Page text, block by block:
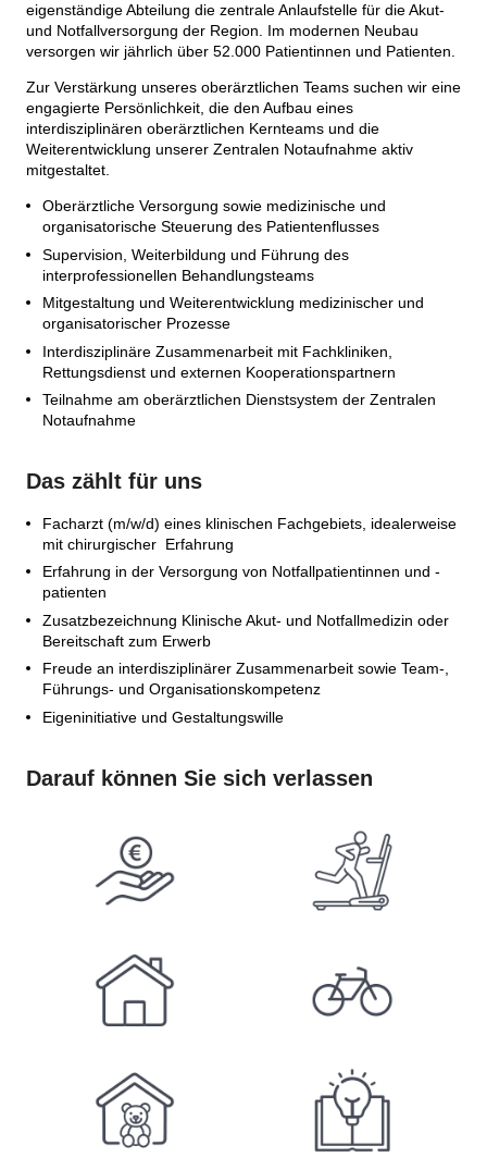
eigenständige Abteilung die zentrale Anlaufstelle für die Akut-
und Notfallversorgung der Region. Im modernen Neubau
versorgen wir jährlich über 52.000 Patientinnen und Patienten.
Zur Verstärkung unseres oberärztlichen Teams suchen wir eine
engagierte Persönlichkeit, die den Aufbau eines
interdisziplinären oberärztlichen Kernteams und die
Weiterentwicklung unserer Zentralen Notaufnahme aktiv
mitgestaltet.
Oberärztliche Versorgung sowie medizinische und
organisatorische Steuerung des Patientenflusses
Supervision, Weiterbildung und Führung des
interprofessionellen Behandlungsteams
Mitgestaltung und Weiterentwicklung medizinischer und
organisatorischer Prozesse
Interdisziplinäre Zusammenarbeit mit Fachkliniken,
Rettungsdienst und externen Kooperationspartnern
Teilnahme am oberärztlichen Dienstsystem der Zentralen
Notaufnahme
Das zählt für uns
Facharzt (m/w/d) eines klinischen Fachgebiets, idealerweise
mit chirurgischer Erfahrung
Erfahrung in der Versorgung von Notfallpatientinnen und -
patienten
Zusatzbezeichnung Klinische Akut- und Notfallmedizin oder
Bereitschaft zum Erwerb
Freude an interdisziplinärer Zusammenarbeit sowie Team-,
Führungs- und Organisationskompetenz
Eigeninitiative und Gestaltungswille
Darauf können Sie sich verlassen